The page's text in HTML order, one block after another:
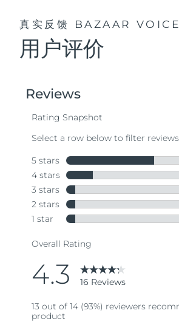
真实反馈 BAZAAR VOICE
用户评价